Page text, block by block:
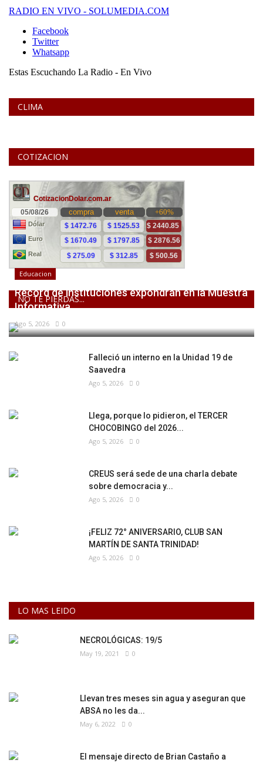
CLIMA
COTIZACION
NO TE PIERDAS...
Educacion
Récord de instituciones expondrán en la Muestra
Informativa...
Ago 5, 2026 0
Falleció un interno en la Unidad 19 de
Saavedra
Ago 5, 2026 0
Llega, porque lo pidieron, el TERCER
CHOCOBINGO del 2026...
Ago 5, 2026 0
CREUS será sede de una charla debate
sobre democracia y...
Ago 5, 2026 0
¡FELIZ 72° ANIVERSARIO, CLUB SAN
MARTÍN DE SANTA TRINIDAD!
Ago 5, 2026 0
LO MAS LEIDO
NECROLÓGICAS: 19/5
May 19, 2021 0
Llevan tres meses sin agua y aseguran que
ABSA no les da...
May 6, 2022 0
El mensaje directo de Brian Castaño a